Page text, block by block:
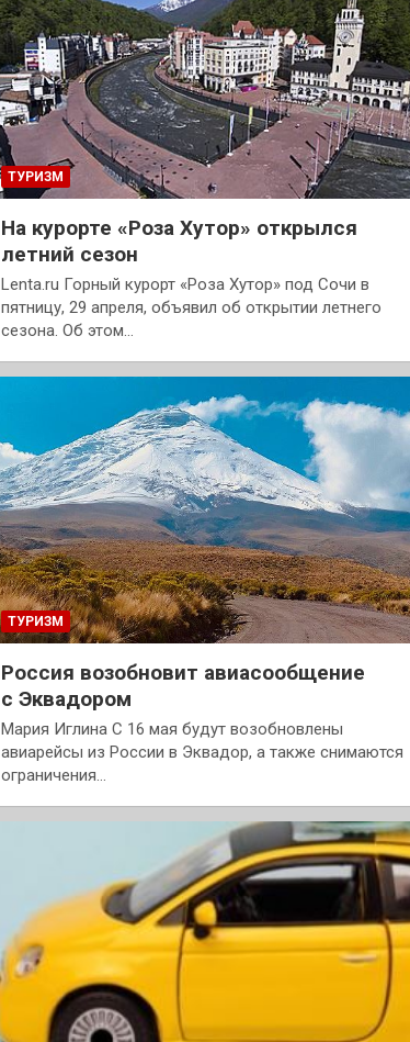
ТУРИЗМ
На курорте «Роза Хутор» открылся
летний сезон
Lenta.ru Горный курорт «Роза Хутор» под Сочи в
пятницу, 29 апреля, объявил об открытии летнего
сезона. Об этом…
ТУРИЗМ
Россия возобновит авиасообщение
с Эквадором
Мария Иглина С 16 мая будут возобновлены
авиарейсы из России в Эквадор, а также снимаются
ограничения…